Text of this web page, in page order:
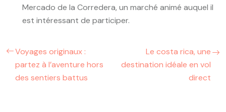
Mercado de la Corredera, un marché animé auquel il
est intéressant de participer.
Voyages originaux :
partez à l’aventure hors
des sentiers battus
Le costa rica, une
destination idéale en vol
direct